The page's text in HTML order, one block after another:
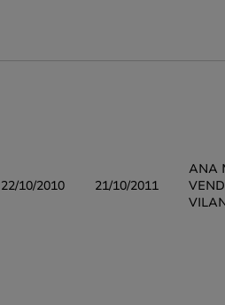
22/10/2010 21/10/2011
ANA